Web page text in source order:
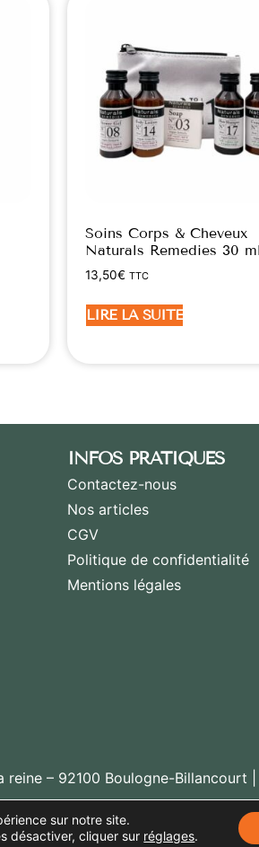
Soins Corps & Cheveux
Naturals Remedies 30 ml
13,50€ TTC
LIRE LA SUITE
INFOS PRATIQUES
Contactez-nous
Nos articles
CGV
Politique de confidentialité
Mentions légales
– 92100 Boulogne-Billancourt
sur notre site.
désactiver, cliquer sur réglages.